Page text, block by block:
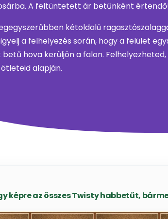
A feltüntetett ár betűnként
kétoldalú
a felhelyezés során, hogy a felület
hova kerüljön a falon.
alapján.
képre az összes Twisty habbetűt,